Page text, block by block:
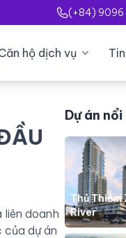
(+84) 9096
hộ dịch vụ
liên doanh
của dự án
Dự án
Thủ Thiêm
River